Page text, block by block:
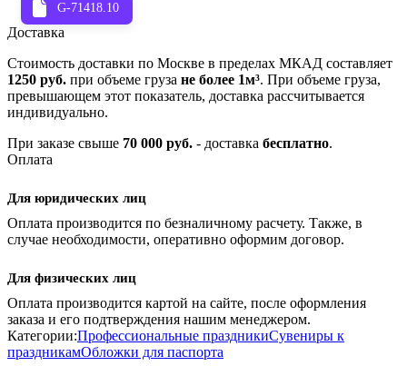
G-71418.10
Доставка
Стоимость доставки по Москве в пределах МКАД составляет
1250 руб. при объеме груза не более 1м³. При объеме груза,
превышающем этот показатель, доставка рассчитывается
индивидуально.
При заказе свыше 70 000 руб. - доставка бесплатно.
Оплата
Для юридических лиц
Оплата производится по безналичному расчету. Также, в
случае необходимости, оперативно оформим договор.
Для физических лиц
Оплата производится картой на сайте, после оформления
заказа и его подтверждения нашим менеджером.
Категории:Профессиональные праздникиСувениры к
праздникамОбложки для паспорта